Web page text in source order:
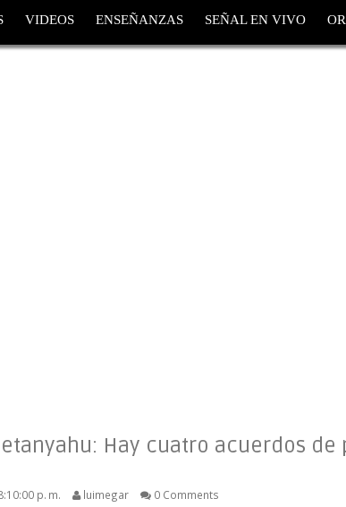
VIDEOS ENSEÑANZAS SEÑAL EN VIVO
Hay cuatro acuerdos de
p. m. luimegar 0 Comments